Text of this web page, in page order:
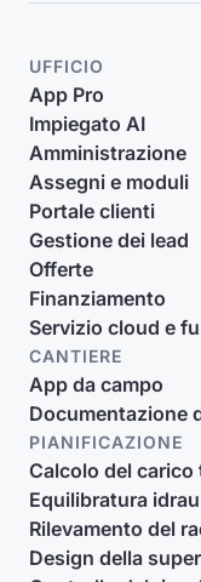
UFFICIO
App Pro
Impiegato AI
Amministrazione
Assegni e moduli
Portale clienti
Gestione dei lead
Offerte
Finanziamento
Servizio cloud e
CANTIERE
App da campo
Documentazione
PIANIFICAZIONE
Calcolo del carico
Equilibratura
Rilevamento del
Design della